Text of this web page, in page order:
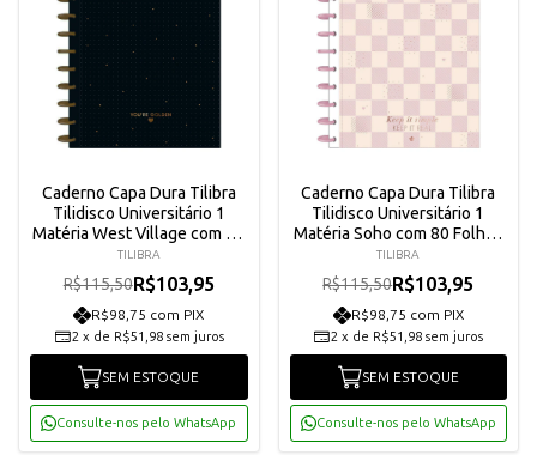
Caderno Capa Dura Tilibra
Tilidisco Universitário 1
Matéria West Village com 80
Folhas - 34136
TILIBRA
R$115,50R$103,95
R$98,75 com PIX
2 x de R$51,98 sem juros
SEM ESTOQUE
Consulte-nos pelo WhatsApp
Caderno Capa Dura Tilibra
Tilidisco Universitário 1
Matéria Soho com 80 Folhas
- 34286
TILIBRA
R$115,50R$103,95
R$98,75 com PIX
2 x de R$51,98 sem juros
SEM ESTOQUE
Consulte-nos pelo WhatsApp